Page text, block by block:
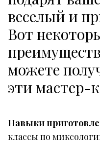
веселый и
Вот
можете
эти мастер-
Навыки
классы по